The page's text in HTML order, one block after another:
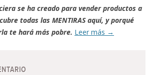
se ha creado para vender productos a
todas las MENTIRAS aquí, y porqué
te hará más pobre. Leer más →